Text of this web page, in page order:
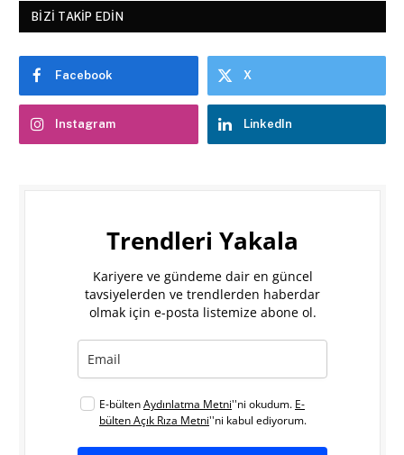
BIZI TAKIP EDIN
Facebook X
Instagram LinkedIn
Trendleri Yakala
Kariyere ve gündeme dair en güncel
tavsiyelerden ve trendlerden haberdar
olmak için e-posta listemize abone ol.
E-bültenAydınlatma Metni''ni okudum. E-
bülten Açık Rıza Metni''ni kabul ediyorum.